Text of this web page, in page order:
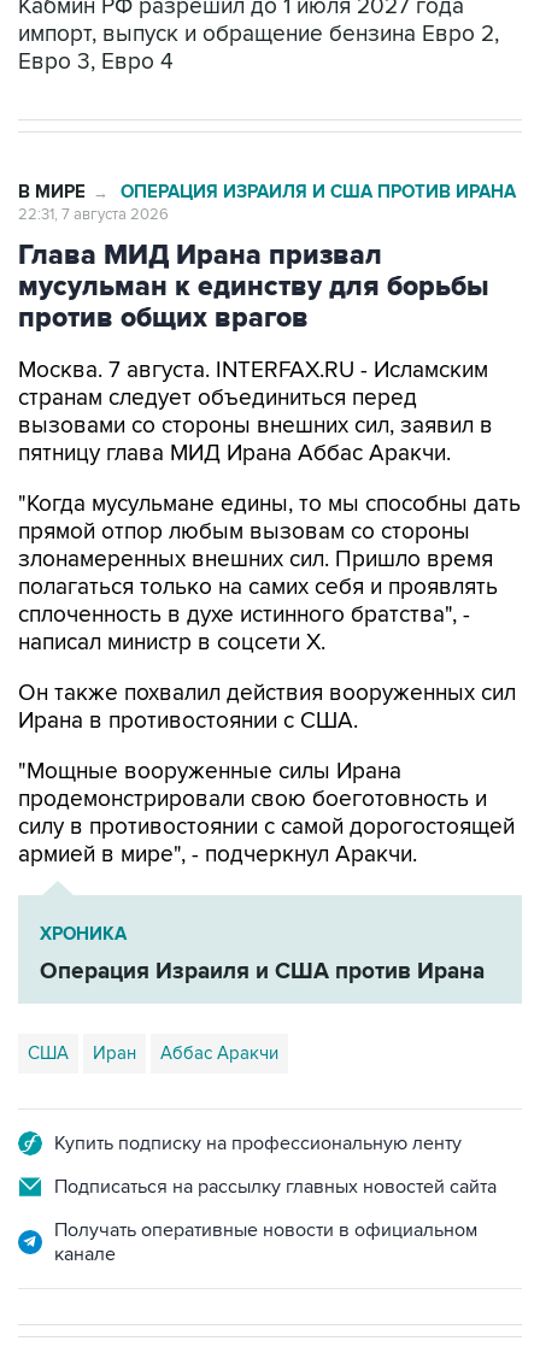
Кабмин РФ разрешил до 1 июля 2027 года
импорт, выпуск и обращение бензина Евро 2,
Евро 3, Евро 4
В МИРЕ → ОПЕРАЦИЯ ИЗРАИЛЯ И США ПРОТИВ ИРАНА
22:31, 7 августа 2026
Глава МИД Ирана призвал
мусульман к единству для борьбы
против общих врагов
Москва. 7 августа. INTERFAX.RU - Исламским
странам следует объединиться перед
вызовами со стороны внешних сил, заявил в
пятницу глава МИД Ирана Аббас Аракчи.
"Когда мусульмане едины, то мы способны дать
прямой отпор любым вызовам со стороны
злонамеренных внешних сил. Пришло время
полагаться только на самих себя и проявлять
сплоченность в духе истинного братства", -
написал министр в соцсети Х.
Он также похвалил действия вооруженных сил
Ирана в противостоянии с США.
"Мощные вооруженные силы Ирана
продемонстрировали свою боеготовность и
силу в противостоянии с самой дорогостоящей
армией в мире", - подчеркнул Аракчи.
ХРОНИКА
Операция Израиля и США против Ирана
США Иран Аббас Аракчи
Купить подписку на профессиональную ленту
Подписаться на рассылку главных новостей сайта
Получать оперативные новости в официальном
канале